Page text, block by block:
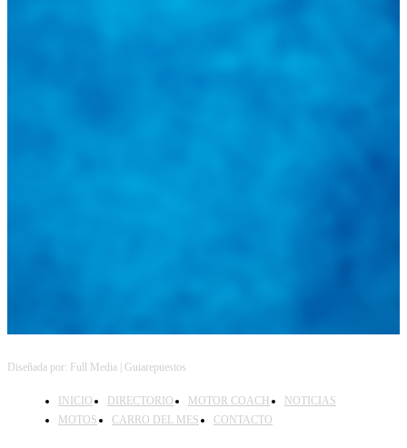
Diseñada por: Full Media | Guiarepuestos
INICIO DIRECTORIO MOTOR COACH
NOTICIAS
MOTOS
CARRO DEL MES CONTACTO